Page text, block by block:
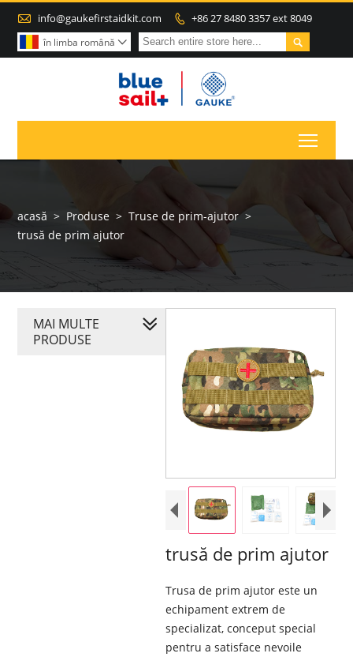
 info@gaukefirstaidkit.com  +86 27 8480 3357 ext 8049

în limba română 
acasă > Produse > Truse de prim-ajutor >
trusă de prim ajutor
trusă de prim ajutor
Trusa de prim ajutor este un
echipament extrem de
specializat, conceput special
pentru a satisface nevoile
MAI MULTE
PRODUSE